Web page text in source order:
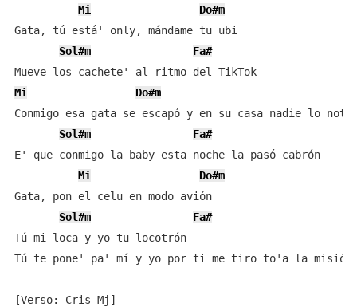
Mi
Do#m
Gata, tú está' only, mándame tu ubi
Sol#m
Fa#
Mueve los cachete' al ritmo del TikTok
Mi
Do#m
Conmigo esa gata se escapó y en su casa nadie lo notó
Sol#m
Fa#
E' que conmigo la baby esta noche la pasó cabrón
Mi
Do#m
Gata, pon el celu en modo avión
Sol#m
Fa#
Tú mi loca y yo tu locotrón
Tú te pone' pa' mí y yo por ti me tiro to'a la misión
[Verso: Cris Mj]